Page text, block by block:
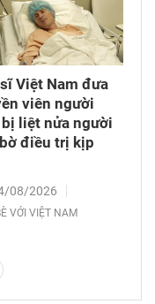
Việt Nam đưa
viên người
bị liệt nửa người
điều trị kịp
08/2026
VỚI VIỆT NAM